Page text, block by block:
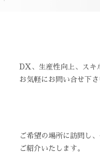
DX、生産性向上、スキ
お気軽にお問い合せ下さ
ご希望の場所に訪問し
ご紹介いたします。